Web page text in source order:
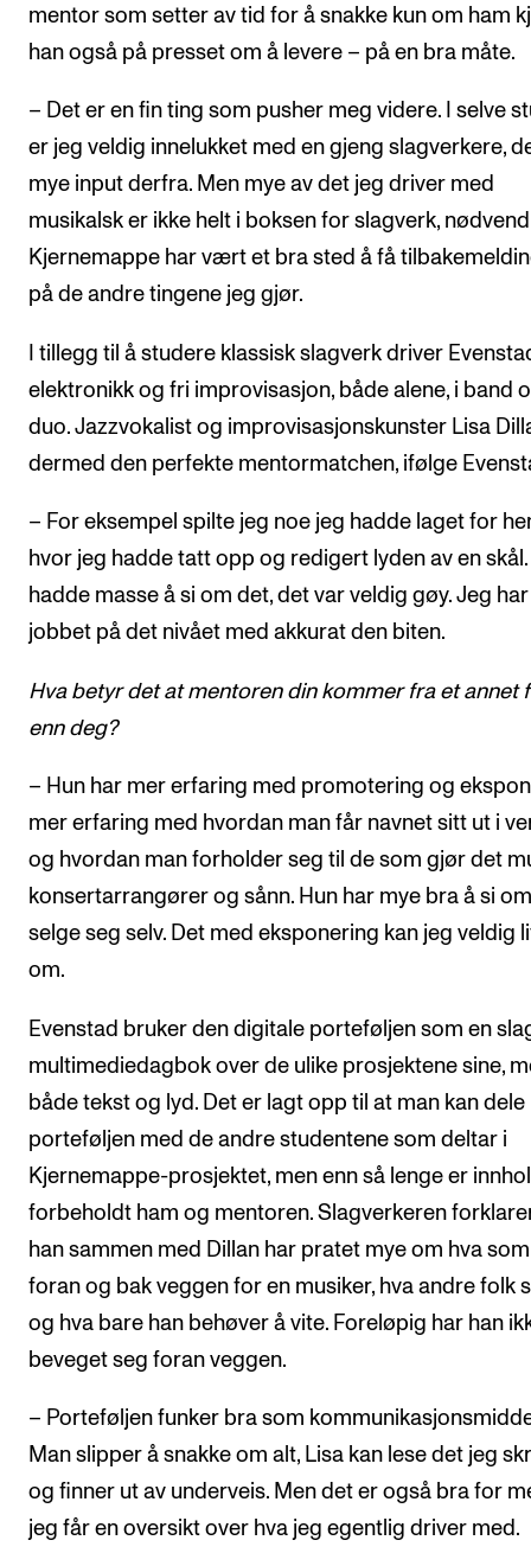
mentor som setter av tid for å snakke kun om ham
han også på presset om å levere – på en bra måte.
– Det er en fin ting som pusher meg videre. I selve
er jeg veldig innelukket med en gjeng slagverkere,
mye input derfra. Men mye av det jeg driver med
musikalsk er ikke helt i boksen for slagverk,
Kjernemappe har vært et bra sted å få
på de andre tingene jeg gjør.
I tillegg til å studere klassisk slagverk driver
elektronikk og fri improvisasjon, både alene, i band
duo. Jazzvokalist og improvisasjonskunster Lisa
dermed den perfekte mentormatchen, ifølge
– For eksempel spilte jeg noe jeg hadde laget for
hvor jeg hadde tatt opp og redigert lyden av en skål.
hadde masse å si om det, det var veldig gøy. Jeg
jobbet på det nivået med akkurat den biten.
Hva betyr det at mentoren din kommer fra et annet
enn deg?
– Hun har mer erfaring med promotering og
mer erfaring med hvordan man får navnet sitt ut i
og hvordan man forholder seg til de som gjør det
konsertarrangører og sånn. Hun har mye bra å si
selge seg selv. Det med eksponering kan jeg veldig
om.
Evenstad bruker den digitale porteføljen som en
multimediedagbok over de ulike prosjektene sine,
både tekst og lyd. Det er lagt opp til at man kan dele
porteføljen med de andre studentene som deltar i
Kjernemappe-prosjektet, men enn så lenge er
forbeholdt ham og mentoren. Slagverkeren
han sammen med Dillan har pratet mye om hva
foran og bak veggen for en musiker, hva andre folk
og hva bare han behøver å vite. Foreløpig har han
beveget seg foran veggen.
– Porteføljen funker bra som
Man slipper å snakke om alt, Lisa kan lese det jeg
og finner ut av underveis. Men det er også bra for
jeg får en oversikt over hva jeg egentlig driver med.